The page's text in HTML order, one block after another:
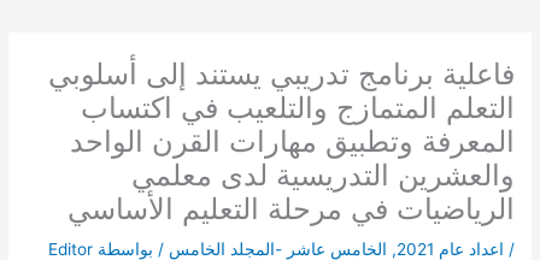
فاعلية برنامج تدريبي يستند إلى أسلوبي
التعلم المتمازج والتلعيب في اكتساب
المعرفة وتطبيق مهارات القرن الواحد
والعشرين التدريسية لدى معلمي
الرياضيات في مرحلة التعليم الأساسي
/ اعداد عام 2021 , الخامس عاشر -المجلد الخامس / بواسطة Editor